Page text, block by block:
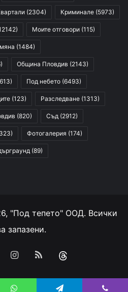
(2304) Криминале (5973)
Моите отговори (115)
(1484)
Община Пловдив (2143)
Под небето (6493)
(123) Разследване (1313)
(820) Съд (2912)
Фотогалерия (174)
(89)
"Под тепето" ООД. Всички
запазени.
Instagram
RSS